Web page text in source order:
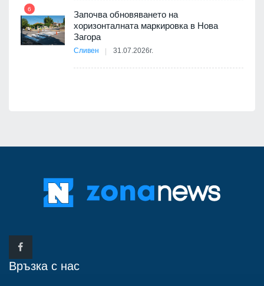
6
Започва обновяването на
хоризонталната маркировка в Нова
Загора
Сливен 31.07.2026г.
Връзка с нас